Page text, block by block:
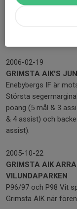
andraplatsen
återstår att se efter
2006-02-19
GRIMSTA AIK'S
Enebybergs IF är
Största
poäng (5 mål & 3
& 4 assist) och
assist).
2005-10-22
GRIMSTA AIK
VILUNDAPARKEN
P96/97 och P98 Vit
Grimsta AIK när